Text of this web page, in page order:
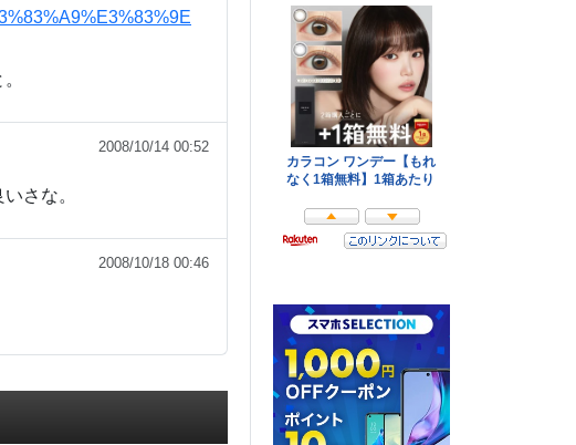
2008/10/14 00:52
さな。
2008/10/18 00:46